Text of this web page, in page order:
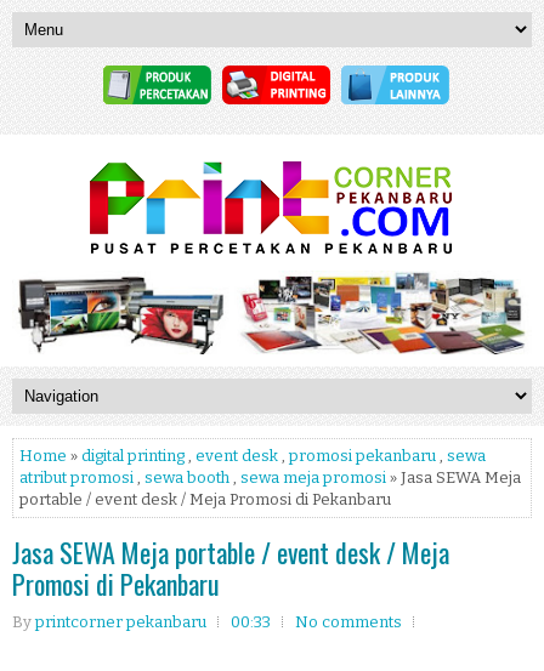
Home » digital printing event desk ,promosi pekanbaru
sewa
atribut promosi
sewa booth sewa meja promosi » Jasa SEWA Meja
portable / event desk / Meja Promosi di Pekanbaru
Jasa SEWA Meja portable / event desk / Meja
Promosi di Pekanbaru
Byprintcorner pekanbaru 00:33 No comments